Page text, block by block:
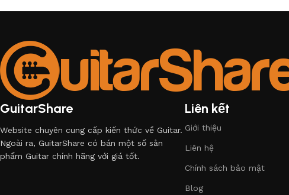
GuitarShare
Website chuyên cung cấp kiến thức về Guitar.
Ngoài ra, GuitarShare có bán một số sản
phẩm Guitar chính hãng với giá tốt.
Liên kết
Giới thiệu
Liên hệ
Chính sách bảo mật
Blog